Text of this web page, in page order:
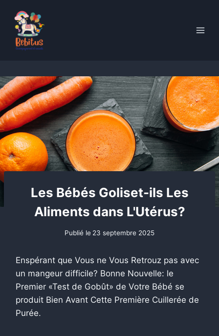
content
Les Bébés Goliset-ils Les
Aliments dans L'Utérus?
Publié le 23 septembre 2025
Enspérant que Vous ne Vous Retrouz pas avec
un mangeur difficile? Bonne Nouvelle: le
Premier «Test de Gobût» de Votre Bébé se
produit Bien Avant Cette Première Cuillerée de
Purée.